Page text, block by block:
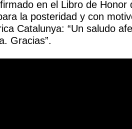
en el Libro de Honor
la posteridad y con
Catalunya: “Un saludo
Gracias”.